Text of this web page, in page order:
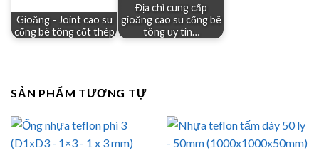
Gioăng - Joint cao su
cống bê tông cốt thép
Địa chỉ cung cấp
gioăng cao su cống bê
tông uy tín…
SẢN PHẨM TƯƠNG TỰ